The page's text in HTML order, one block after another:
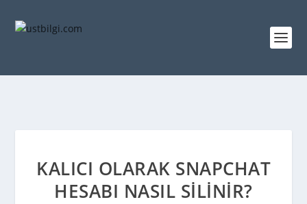
KALICI OLARAK SNAPCHAT
HESABI NASIL SILINIR?